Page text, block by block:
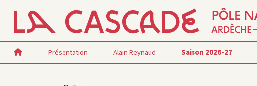
Présentation Alain Reynaud Saison 2026-27